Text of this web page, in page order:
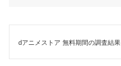
dアニメストア 無料期間の調査結果